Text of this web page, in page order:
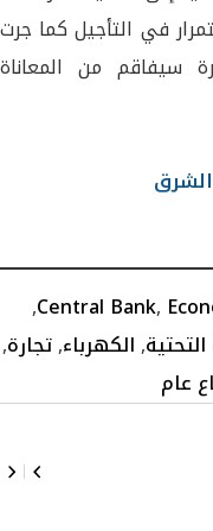
في التأجيل كما جرت
سيفاقم من المعاناة
Central Bank,
,
التحتية,الكهرباء,تجارة,
عام